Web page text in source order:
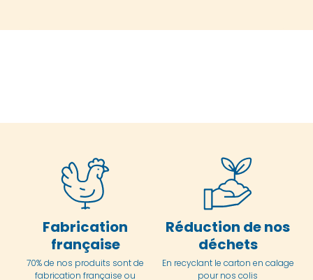
Fabrication
française
70% de nos produits sont de
fabrication française ou
Réduction de nos
déchets
En recyclant le carton en calage
pour nos colis